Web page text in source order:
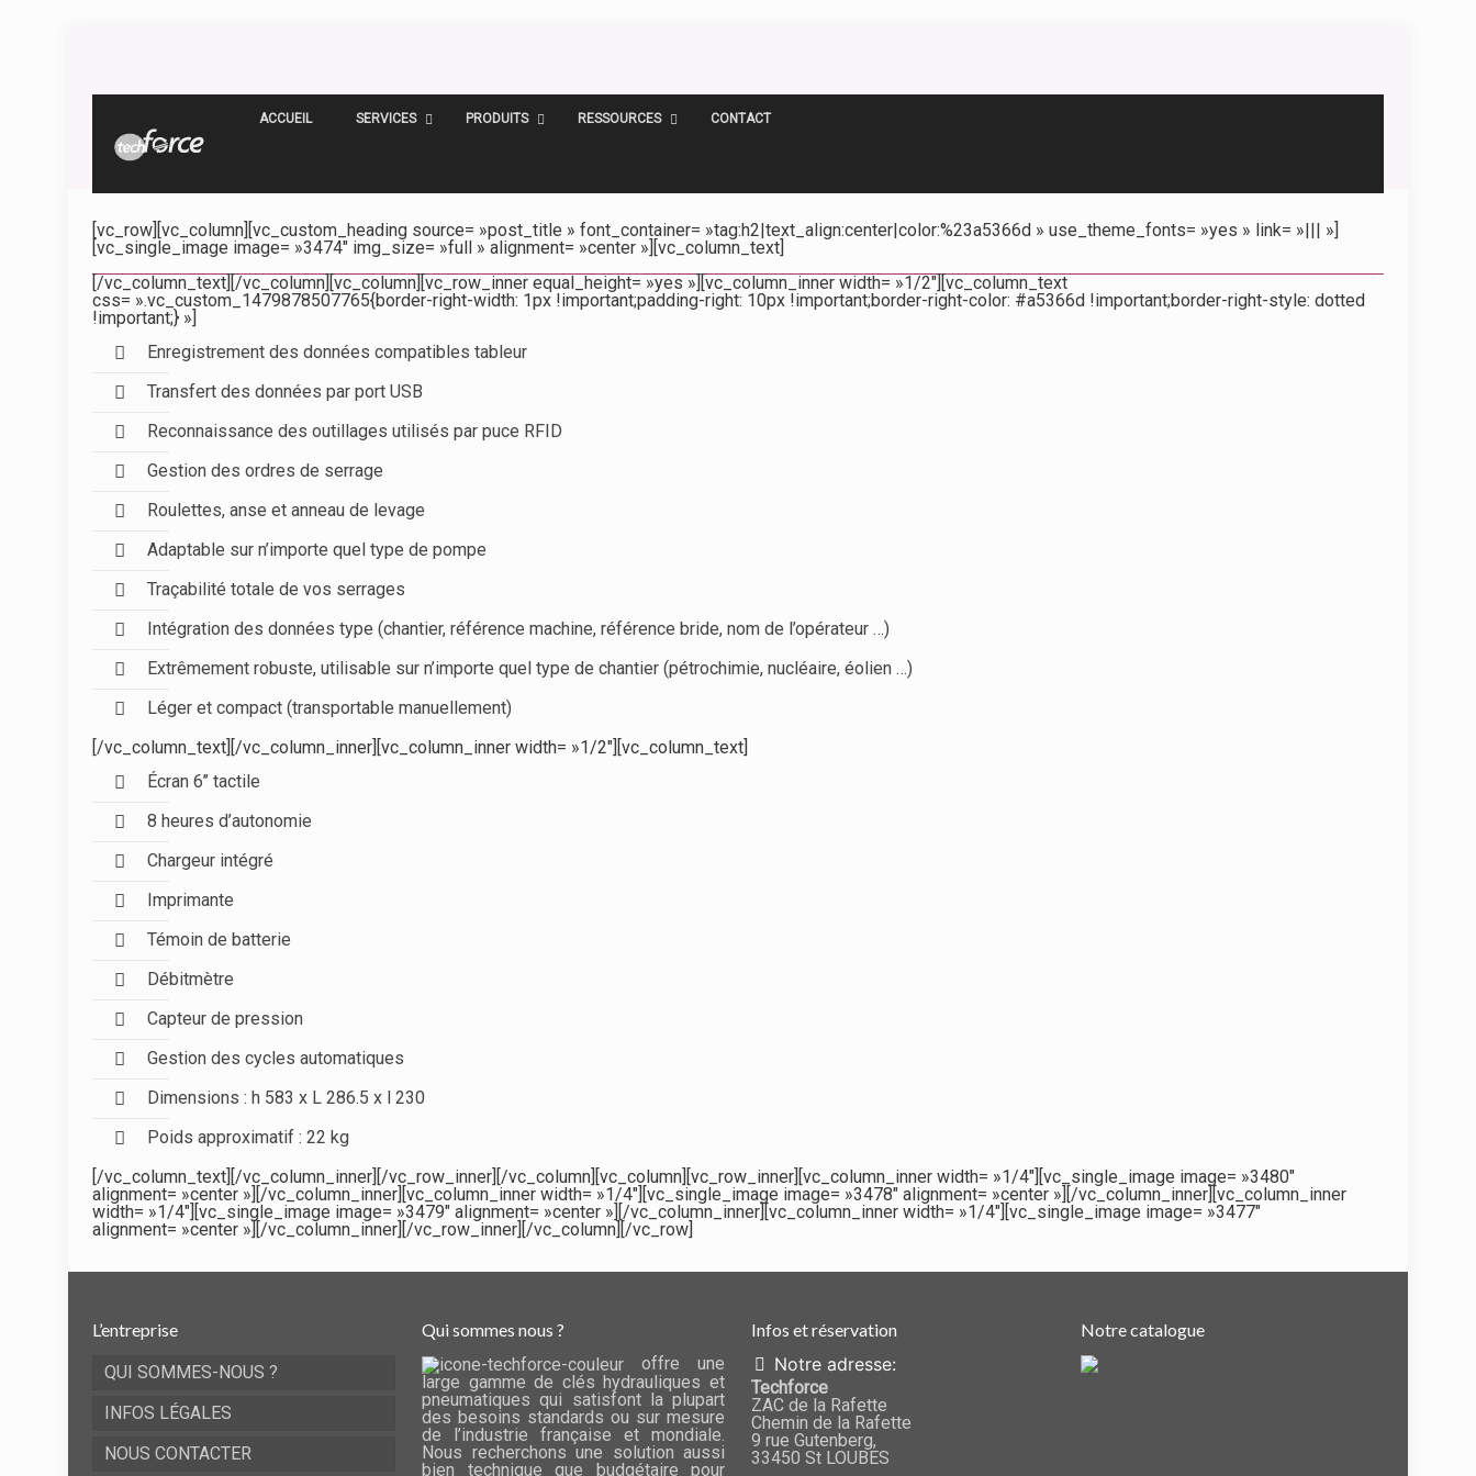
ACCUEIL SERVICES PRODUITS RESSOURCES CONTACT
[vc_row][vc_column][vc_custom_heading source= »post_title » font_container= »tag:h2|text_align:center|color:%23a5366d » use_theme_fonts= »yes » link= »||| »]
[vc_single_image image= »3474″ img_size= »full » alignment= »center »][vc_column_text]
[/vc_column_text][/vc_column][vc_column][vc_row_inner equal_height= »yes »][vc_column_inner width= »1/2″][vc_column_text
css= ».vc_custom_1479878507765{border-right-width: 1px !important;padding-right: 10px !important;border-right-color: #a5366d !important;border-right-style: dotted
!important;} »]
Enregistrement des données compatibles tableur
Transfert des données par port USB
Reconnaissance des outillages utilisés par puce RFID
Gestion des ordres de serrage
Roulettes, anse et anneau de levage
Adaptable sur n’importe quel type de pompe
Traçabilité totale de vos serrages
Intégration des données type (chantier, référence machine, référence bride, nom de l’opérateur …)
Extrêmement robuste, utilisable sur n’importe quel type de chantier (pétrochimie, nucléaire, éolien …)
Léger et compact (transportable manuellement)
[/vc_column_text][/vc_column_inner][vc_column_inner width= »1/2″][vc_column_text]
Écran 6’’ tactile
8 heures d’autonomie
Chargeur intégré
Imprimante
Témoin de batterie
Débitmètre
Capteur de pression
Gestion des cycles automatiques
Dimensions : h 583 x L 286.5 x l 230
Poids approximatif : 22 kg
[/vc_column_text][/vc_column_inner][/vc_row_inner][/vc_column][vc_column][vc_row_inner][vc_column_inner width= »1/4″][vc_single_image image= »3480″
alignment= »center »][/vc_column_inner][vc_column_inner width= »1/4″][vc_single_image image= »3478″ alignment= »center »][/vc_column_inner][vc_column_inner
width= »1/4″][vc_single_image image= »3479″ alignment= »center »][/vc_column_inner][vc_column_inner width= »1/4″][vc_single_image image= »3477″
alignment= »center »][/vc_column_inner][/vc_row_inner][/vc_column][/vc_row]
L’entreprise
QUI SOMMES-NOUS ?
INFOS LÉGALES
NOUS CONTACTER
Qui sommes nous ?
offre une
large gamme de clés hydrauliques et
pneumatiques qui satisfont la plupart
des besoins standards ou sur mesure
de l’industrie française et mondiale.
Nous recherchons une solution aussi
bien technique que budgétaire pour
Infos et réservation
Notre adresse:
Techforce
ZAC de la Rafette
Chemin de la Rafette
9 rue Gutenberg,
33450 St LOUBES
Notre catalogue